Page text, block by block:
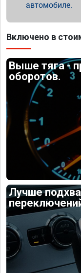
автомобиле.
Включено в
Выше тяга -
оборотов.
Лучше